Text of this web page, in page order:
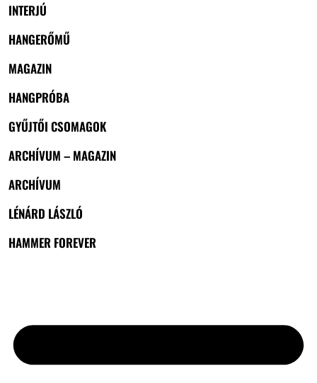
INTERJÚ
HANGERŐMŰ
MAGAZIN
HANGPRÓBA
GYŰJTŐI CSOMAGOK
ARCHÍVUM – MAGAZIN
ARCHÍVUM
LÉNÁRD LÁSZLÓ
HAMMER FOREVER